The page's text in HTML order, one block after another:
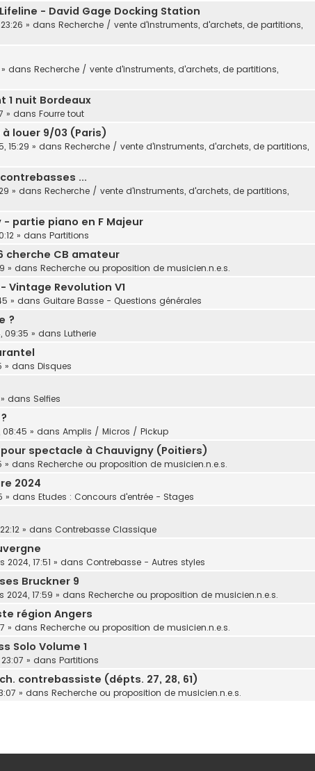
- David Gage Docking Station
» dans Recherche / vente d'instruments, d'archets, de partitions,
» dans Recherche / vente d'instruments, d'archets, de partitions,
1 nuit Bordeaux
» dans Fourre tout
louer 9/03 (Paris)
15:29 » dans Recherche / vente d'instruments, d'archets, de partitions,
...
» dans Recherche / vente d'instruments, d'archets, de partitions,
partie piano en F Majeur
» dans Partitions
cherche CB amateur
» dans Recherche ou proposition de musicien.n.e.s.
Vintage Revolution V1
» dans Guitare Basse - Questions générales
?
09:35 » dans Lutherie
» dans Disques
» dans Selfies
08:45 » dans Amplis / Micros / Pickup
spectacle à Chauvigny (Poitiers)
» dans Recherche ou proposition de musicien.n.e.s.
2024
» dans Etudes : Concours d'entrée - Stages
» dans Contrebasse Classique
2024, 17:51 » dans Contrebasse - Autres styles
Bruckner 9
2024, 17:59 » dans Recherche ou proposition de musicien.n.e.s.
région Angers
» dans Recherche ou proposition de musicien.n.e.s.
Solo Volume 1
» dans Partitions
contrebassiste (dépts. 27, 28, 61)
» dans Recherche ou proposition de musicien.n.e.s.